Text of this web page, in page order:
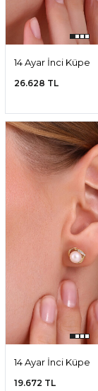
14 Ayar İnci Küpe
26.628 TL
14 Ayar İnci Küpe
19.672 TL